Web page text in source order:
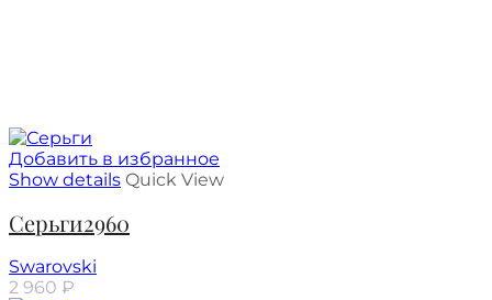
Добавить в избранное
Show details Quick View
Серьги2960
Swarovski
2 960 ₽